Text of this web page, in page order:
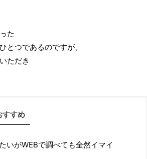
た
とつであるのですが、
ただき
すすめ
いがWEBで調べても全然イマイ